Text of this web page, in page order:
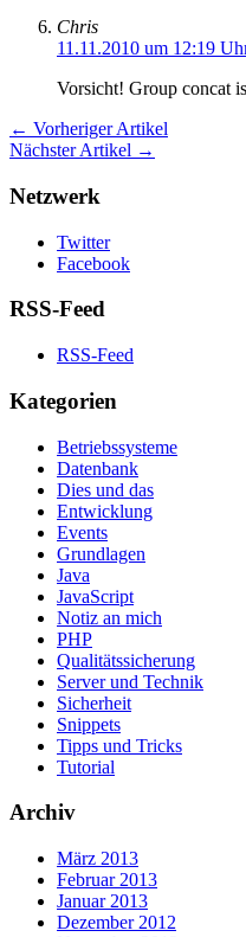
Chris
11.11.2010 um 12:19
Vorsicht! Group concat
← Vorheriger Artikel
Nächster Artikel →
Netzwerk
Twitter
Facebook
RSS-Feed
RSS-Feed
Kategorien
Betriebssysteme
Datenbank
Dies und das
Entwicklung
Events
Grundlagen
Java
JavaScript
Notiz an mich
PHP
Qualitätssicherung
Server und Technik
Sicherheit
Snippets
Tipps und Tricks
Tutorial
Archiv
März 2013
Februar 2013
Januar 2013
Dezember 2012